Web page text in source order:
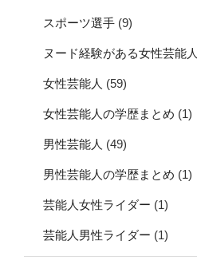
スポーツ選手 (9)
ヌード経験がある女性芸能人
女性芸能人 (59)
女性芸能人の学歴まとめ (1)
男性芸能人 (49)
男性芸能人の学歴まとめ (1)
芸能人女性ライダー (1)
芸能人男性ライダー (1)